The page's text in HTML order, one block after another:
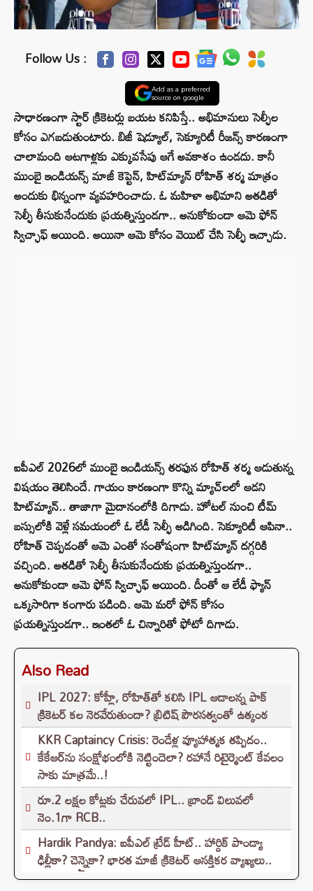
Follow Us :
Add as a preferred
source on google
సాధారణంగా స్టార్ క్రికెటర్లు బయట కనిపిస్తే.. అభిమానులు సెల్ఫీల
కోసం ఎగబడుతుంటారు. బిజీ షెడ్యూల్, సెక్యూరిటీ రీజన్స్ కారణంగా
చాలామంది ఆటగాళ్లకు ఎక్కువసేపు ఆగే అవకాశం ఉండదు. కానీ
ముంబై ఇండియన్స్ మాజీ కెప్టెన్, హిట్‌మ్యాన్ రోహిత్ శర్మ మాత్రం
అందుకు భిన్నంగా వ్యవహరించాడు. ఓ మహిళా అభిమాని అతడితో
సెల్ఫీ తీసుకునేందుకు ప్రయత్నిస్తుండగా.. అనుకోకుండా ఆమె ఫోన్
స్విచ్ఛాఫ్ అయింది. అయినా ఆమె కోసం వెయిట్ చేసి సెల్ఫీ ఇచ్చాడు.
ఐపీఎల్ 2026లో ముంబై ఇండియన్స్ తరఫున రోహిత్ శర్మ ఆడుతున్న
విషయం తెలిసిందే. గాయం కారణంగా కొన్ని మ్యాచ్‌లలో ఆడని
హిట్‌మ్యాన్.. తాజాగా మైదానంలోకి దిగాడు. హోటల్ నుంచి టీమ్
బస్సులోకి వెళ్లే సమయంలో ఓ లేడీ సెల్ఫీ అడిగింది. సెక్యూరిటీ ఆపినా..
రోహిత్ చెప్పడంతో ఆమె ఎంతో సంతోషంగా హిట్‌మ్యాన్ దగ్గరికి
వచ్చింది. అతడితో సెల్ఫీ తీసుకునేందుకు ప్రయత్నిస్తుండగా..
అనుకోకుండా ఆమె ఫోన్ స్విచ్ఛాఫ్ అయింది. దీంతో ఆ లేడీ ఫ్యాన్
ఒక్కసారిగా కంగారు పడింది. ఆమె మరో ఫోన్ కోసం
ప్రయత్నిస్తుండగా.. ఇంతలో ఓ చిన్నారితో ఫోటో దిగాడు.
Also Read
IPL 2027: కోహ్లీ, రోహిత్‌తో కలిసి IPL ఆడాలన్న పాక్‌
క్రికెటర్‌ కల నెరవేరుతుందా? బ్రిటిష్ పౌరసత్వంతో ఉత్కంఠ
KKR Captaincy Crisis: రెండేళ్ల వ్యూహాత్మక తప్పిదం..
కేకేఆర్‌ను సంక్షోభంలోకి నెట్టిందెలా? రహానే రిటైర్మెంట్ కేవలం
సాకు మాత్రమే..!
రూ.2 లక్షల కోట్లకు చేరువలో IPL.. బ్రాండ్ విలువలో
నెం.1గా RCB..
Hardik Pandya: ఐపీఎల్ ట్రేడ్ హీట్.. హార్దిక్ పాండ్యా
ఢిల్లీకా? చెన్నైకా? భారత మాజీ క్రికెటర్ ఆసక్తికర వ్యాఖ్యలు..